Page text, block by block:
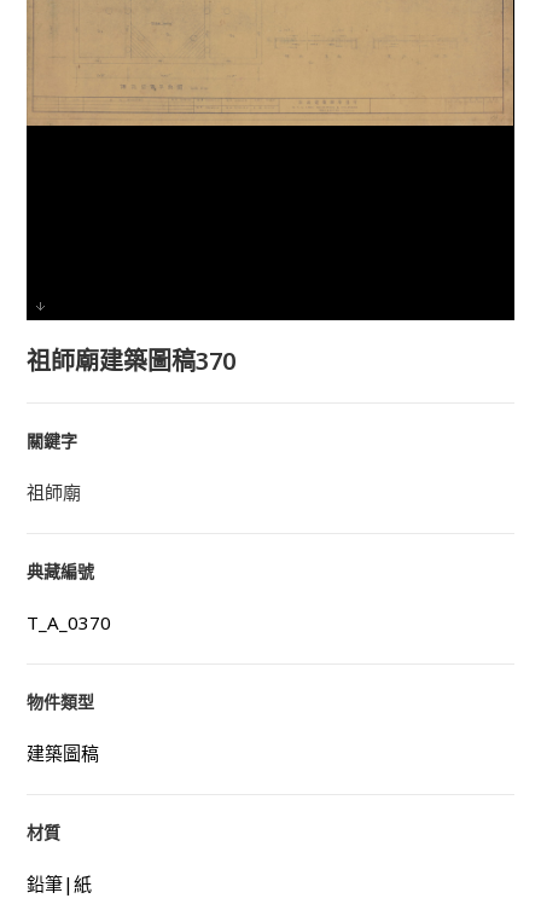
祖師廟建築圖稿370
關鍵字
祖師廟
典藏編號
T_A_0370
物件類型
建築圖稿
材質
鉛筆|紙